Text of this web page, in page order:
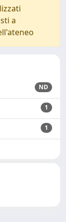
a
ND
1
1